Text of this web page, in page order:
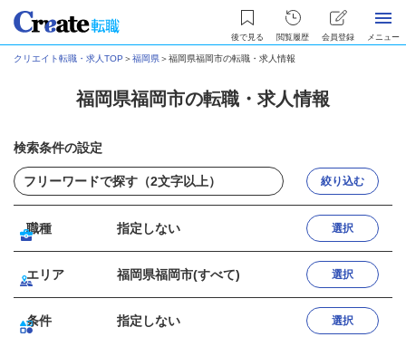
後で見る 閲覧履歴 会員登録 メニュー
クリエイト転職・求人TOP ＞福岡県＞福岡県福岡市の転職・求人情報
福岡県福岡市の転職・求人情報
検索条件の設定
絞り込む
職種 指定しない 選択
エリア 福岡県福岡市(すべて) 選択
条件 指定しない 選択